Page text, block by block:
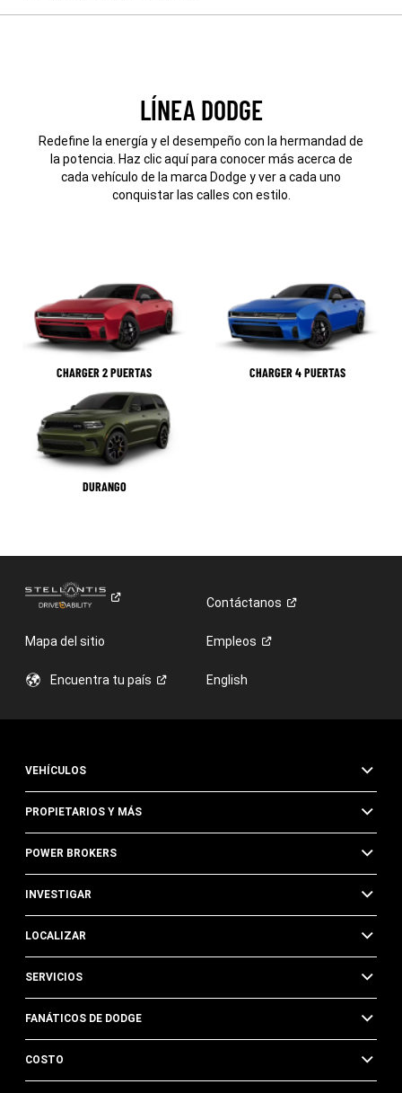
LÍNEA DODGE
Redefine la energía y el desempeño con la hermandad de
la potencia. Haz clic aquí para conocer más acerca de
cada vehículo de la marca Dodge y ver a cada uno
conquistar las calles con estilo.
CHARGER 2 PUERTAS CHARGER 4 PUERTAS
DURANGO
Contáctanos
Mapa del sitio Empleos
Encuentra tu país English
VEHÍCULOS
PROPIETARIOS Y MÁS
POWER BROKERS
INVESTIGAR
LOCALIZAR
SERVICIOS
FANÁTICOS DE DODGE
COSTO